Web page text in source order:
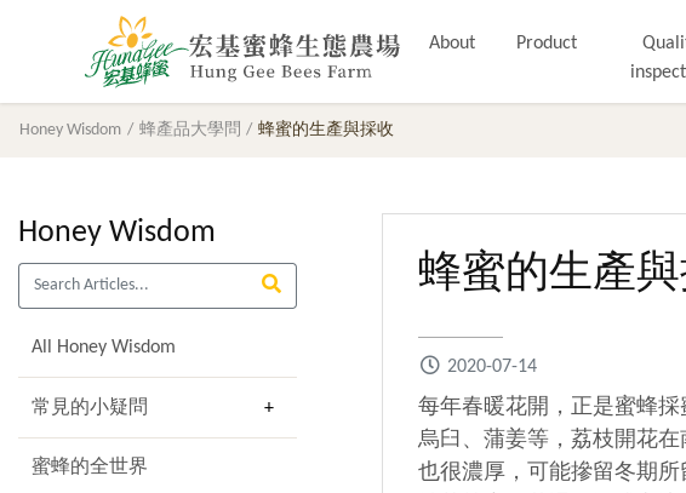
About Product
Honey Wisdom 蜂產品大學問 蜂蜜的生產與採收
Honey Wisdom
All Honey Wisdom
常見的小疑問
蜜蜂的全世界
蜂蜜的生產
2020-07-14
每年春暖花開，正是蜜蜂
烏臼、蒲姜等，荔枝開花
也很濃厚，可能摻留冬期